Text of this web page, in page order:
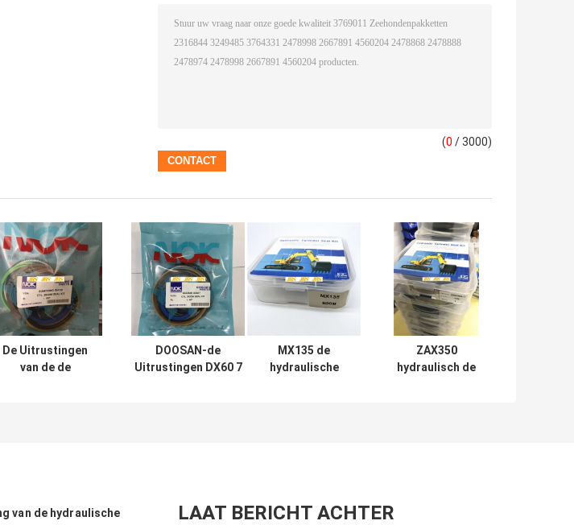
(0 / 3000)
De Uitrustingen
van de de
DOOSAN-de
Uitrustingen DX60 7
MX135 de
hydraulische
ZAX350
hydraulisch de
van de hydraulische
LAAT BERICHT ACHTER